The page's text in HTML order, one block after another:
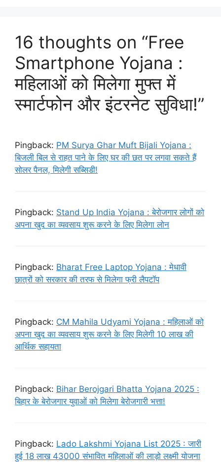
16 thoughts on “Free
Smartphone Yojana :
महिलाओं को मिलेगा मुफ्त में
स्मार्टफोन और इंटरनेट सुविधा!”
Pingback: PM Surya Ghar Muft Bijali Yojana :
बिजली बिल से राहत पाने के लिए घर की छत पर लगवा सकते हैं
सोलर पैनल, मिलेगी सब्सिडी!
Pingback: Stand Up India Yojana : बेरोजगार लोगों को
अपना खुद का व्यवसाय शुरू करने के लिए मिलेगा लोन
Pingback: Bharat Free Laptop Yojana : मेधावी
छात्रों को सरकार की तरफ से मिलेगा फ्री लैपटॉप
Pingback: CM Mahila Udyami Yojana : महिलाओं को
अपना खुद का व्यवसाय शुरू करने के लिए मिलेगी 10 लाख की
आर्थिक सहायता
Pingback: Bihar Berojgari Bhatta Yojana 2025 :
बिहार के बेरोजगार युवाओं को मिलेगा बेरोजगारी भत्ता!
Pingback: Lado Lakshmi Yojana List 2025 : जारी
हुई 18 लाख 43000 संभावित महिलाओं की लाड़ो लक्ष्मी योजना